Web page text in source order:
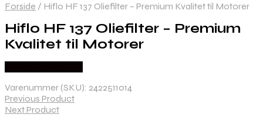
Forside / Hiflo HF 137 Oliefilter – Premium Kvalitet til Motorer
Hiflo HF 137 Oliefilter – Premium
Kvalitet til Motorer
Varenummer (SKU): 2422511014
Previous Product
Next Product